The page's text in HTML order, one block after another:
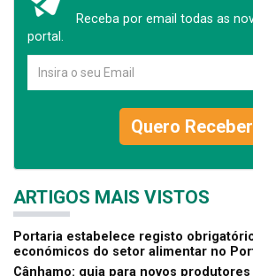
Receba por email todas as
portal.
Quero
ARTIGOS MAIS VISTOS
Portaria estabelece registo
económicos do setor alimentar no
Cânhamo: guia para novos produtores